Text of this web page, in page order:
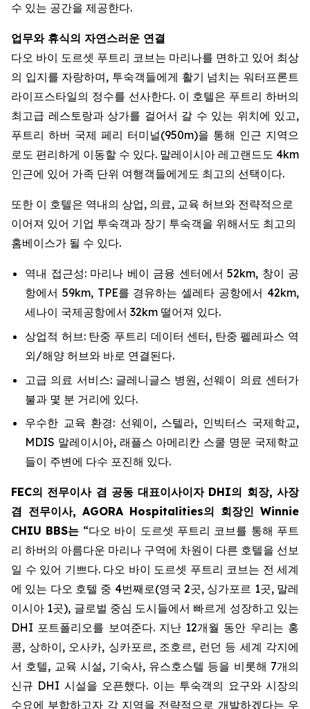
수 있는 공간을 제공한다.
업무와 휴식의 자연스러운 연결
다오 바이 도르셋 푸트리 코브는 마리나를 면하고 있어 최상
의 입지를 자랑하며, 투숙객들에게 활기 넘치는 워터프론트
라이프스타일의 정수를 선사한다. 이 호텔은 푸트리 하버의
최고급 레스토랑과 상가를 걸어서 갈 수 있는 위치에 있고,
푸트리 하버 국제 페리 터미널(950m)을 통해 인근 지역으
로도 편리하게 이동할 수 있다. 말레이시아 레고랜드도 4km
인근에 있어 가족 단위 여행객들에게도 최고의 선택이다.
또한 이 호텔은 역내의 상업, 의료, 교육 허브와 전략적으로
이어져 있어 기업 투숙객과 장기 투숙객을 위해서도 최고의
홈베이스가 될 수 있다.
역내 접근성: 마리나 베이 금융 센터에서 52km, 창이 공
항에서 59km, TPE를 경유하는 셀레타 공항에서 42km,
세나이 국제공항에서 32km 떨어져 있다.
상업적 허브: 탄중 푸트리 데이터 센터, 탄중 펠레파스 역
외/해양 허브와 바로 연결된다.
고급 의료 서비스: 글레니글스 병원, 선웨이 의료 센터가
불과 몇 분 거리에 있다.
우수한 교육 환경: 선웨이, 스텔라, 인빅터스 국제학교,
MDIS 말레이시아, 래플스 아메리칸 스쿨 명문 국제학교
들이 주변에 다수 포진해 있다.
FEC의 전무이사 겸 공동 대표이사이자 DHI의 회장, 사장
겸 전무이사, AGORA Hospitalities의 회장인 Winnie
CHIU BBS는 “다오 바이 도르셋 푸트리 코브를 통해 푸트
리 하버의 아름다운 마리나 구역에 차원이 다른 호텔을 선보
일 수 있어 기쁘다. 다오 바이 도르셋 푸트리 코브는 전 세계
에 있는 다오 호텔 중 4번째로(영국 2곳, 싱가포르 1곳, 말레
이시아 1곳), 글로벌 중심 도시들에서 빠르게 성장하고 있는
DHI 포트폴리오를 보여준다. 지난 12개월 동안 우리는 홍
콩, 상하이, 오사카, 싱카포르, 조호르, 런던 등 세계 각지에
서 호텔, 교육 시설, 기숙사, 유스호스텔 등을 비롯해 7개의
신규 DHI 시설을 오픈했다. 이는 투숙객의 요구와 시장의
수요에 부합하고자 각 지역을 전략적으로 개발하겠다는 우